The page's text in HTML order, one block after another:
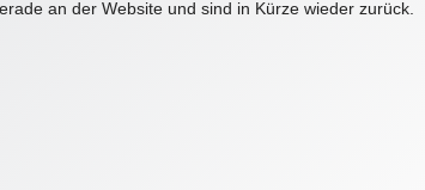
an der Website und sind in Kürze wieder zurück.